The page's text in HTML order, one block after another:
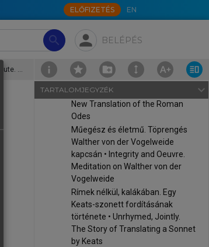
ELŐFIZETÉS EN
search person BELÉPÉS
Apollón arany lantja. Az ógörög kardalköltészet szabadverses átültetéséről • Apollo’s Golden Lute. On the Translation of Ancient Greek Choral Poetry into Free Verse
TARTALOMJEGYZÉK navigate_next
szerepváltozásai • Introduction.
Changes in the Cultural Historic
Role of Poetry Translation
Fordítás és csinálmány •
Translation and Artificiality
Szerelmem, a hexameter •
Hexameter, My Love
A Római ódák új fordítása • A
New Translation of the Roman
Odes
Műegész és életmű. Töprengés
Walther von der Vogelweide
kapcsán • Integrity and Oeuvre.
Meditation on Walther von der
Vogelweide
Rímek nélkül, kalákában. Egy
Keats-szonett fordításának
története • Unrhymed, Jointly.
The Story of Translating a Sonnet
by Keats